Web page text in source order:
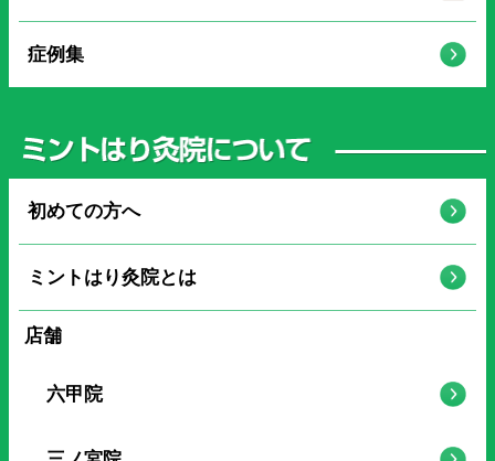
症例集
初めての方へ
ミントはり灸院とは
店舗
六甲院